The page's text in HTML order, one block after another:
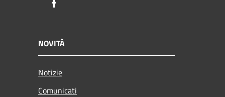
NOVITÀ
Notizie
Comunicati